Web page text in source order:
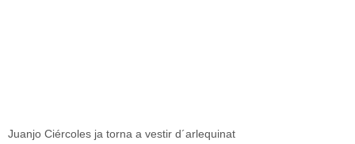
Juanjo Ciércoles ja torna a vestir d´arlequinat